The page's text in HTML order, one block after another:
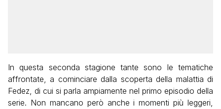
In questa seconda stagione tante sono le tematiche
affrontate, a cominciare dalla scoperta della malattia di
Fedez, di cui si parla ampiamente nel primo episodio della
serie. Non mancano però anche i momenti più leggeri,